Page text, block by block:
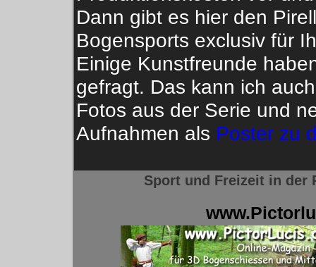
Dann gibt es hier den
Bogensports exclusiv für
Einige Kunstfreunde
gefragt. Das kann ich
Fotos aus der Serie und
Aufnahmen als Poster zu
Sport und Freizeit in der